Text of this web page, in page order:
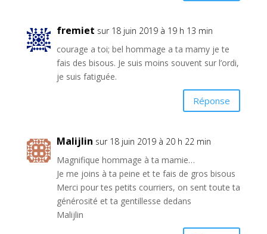
fremiet sur 18 juin 2019 à 19 h 13 min
courage a toi; bel hommage a ta mamy je te
fais des bisous. Je suis moins souvent sur l’ordi,
je suis fatiguée.
Réponse
Malijlin sur 18 juin 2019 à 20 h 22 min
Magnifique hommage à ta mamie…
Je me joins à ta peine et te fais de gros bisous
Merci pour tes petits courriers, on sent toute ta
générosité et ta gentillesse dedans
Malijlin